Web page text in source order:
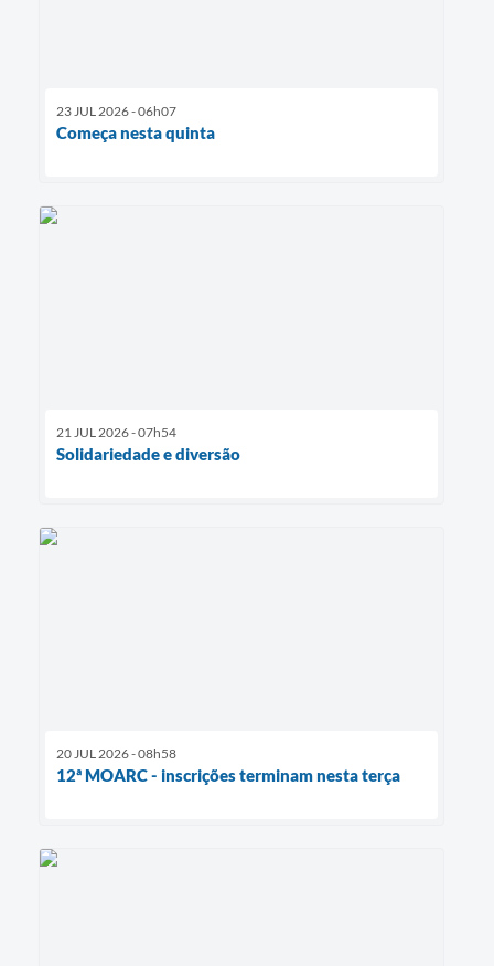
23 JUL 2026 - 06h07
Começa nesta quinta
21 JUL 2026 - 07h54
Solidariedade e diversão
20 JUL 2026 - 08h58
12ª MOARC - inscrições terminam nesta terça